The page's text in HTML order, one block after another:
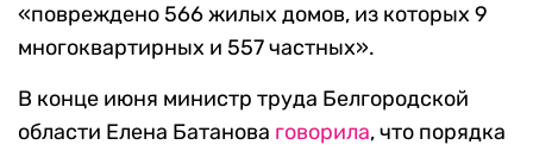
«повреждено 566 жилых домов, из которых 9
многоквартирных и 557 частных».
В конце июня министр труда Белгородской
области Елена Батанова говорила, что порядка